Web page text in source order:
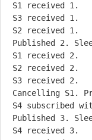
S1 received 1.
S3 received 1.
S2 received 1.
Published 2.
S1 received 2.
S2 received 2.
S3 received 2.
Cancelling S1.
S4 subscribed
Published 3.
S4 received 3.